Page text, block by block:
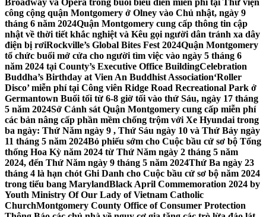
Broadway và Opera trong buổi biểu diễn miễn phí tại Thư viện
công cộng quận Montgomery ở Olney vào Chủ nhật, ngày 9
tháng 6 năm 2024Quận Montgomery cung cấp thông tin cập
nhật về thời tiết khắc nghiệt và Kêu gọi người dân tránh xa dây
điện bị rơiRockville’s Global Bites Fest 2024Quận Montgomery
tổ chức buổi mở cửa cho người tìm việc vào ngày 5 tháng 6
năm 2024 tại County’s Executive Office BuildingCelebration
Buddha’s Birthday at Vien An Buddhist Association‘Roller
Disco’ miễn phí tại Công viên Ridge Road Recreational Park ở
Germantown Buổi tối từ 6-8 giờ tối vào thứ Sáu, ngày 17 tháng
5 năm 2024Sở Cảnh sát Quận Montgomery cung cấp miễn phí
các bản nâng cấp phần mềm chống trộm với Xe Hyundai trong
ba ngày: Thứ Năm ngày 9 , Thứ Sáu ngày 10 và Thứ Bảy ngày
11 tháng 5 năm 2024Bỏ phiếu sớm cho Cuộc bầu cử sơ bộ Tổng
thống Hoa Kỳ năm 2024 từ Thứ Năm ngày 2 tháng 5 năm
2024, đến Thứ Năm ngày 9 tháng 5 năm 2024Thứ Ba ngày 23
tháng 4 là hạn chót Ghi Danh cho Cuộc bầu cử sơ bộ năm 2024
trong tiểu bang MarylandBlack April Commemoration 2024 by
Youth Ministry Of Our Lady of Vietnam Catholic
ChurchMontgomery County Office of Consumer Protection